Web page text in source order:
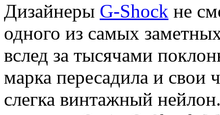
Дизайнеры G-Shock не
одного из самых
вслед за тысячами
марка пересадила и
слегка винтажный